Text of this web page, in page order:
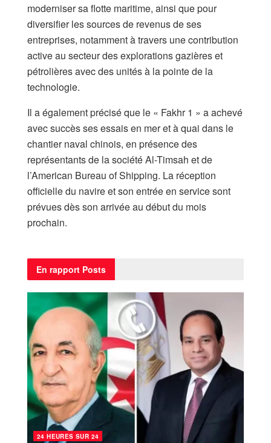
moderniser sa flotte maritime, ainsi que pour
diversifier les sources de revenus de ses
entreprises, notamment à travers une contribution
active au secteur des explorations gazières et
pétrolières avec des unités à la pointe de la
technologie.
Il a également précisé que le « Fakhr 1 » a achevé
avec succès ses essais en mer et à quai dans le
chantier naval chinois, en présence des
représentants de la société Al-Timsah et de
l’American Bureau of Shipping. La réception
officielle du navire et son entrée en service sont
prévues dès son arrivée au début du mois
prochain.
En rapport Posts
24 HEURES SUR 24